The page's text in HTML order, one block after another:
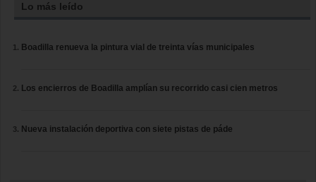
Lo más leído
Boadilla renueva la pintura vial de treinta vías municipales
Los encierros de Boadilla amplían su recorrido casi cien metros
Nueva instalación deportiva con siete pistas de páde